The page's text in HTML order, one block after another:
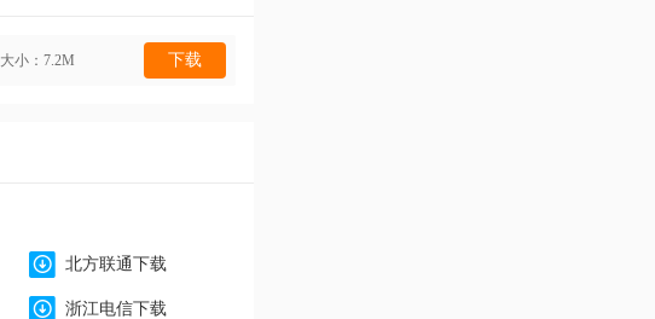
大小：7.2M 下载
北方联通下载
浙江电信下载